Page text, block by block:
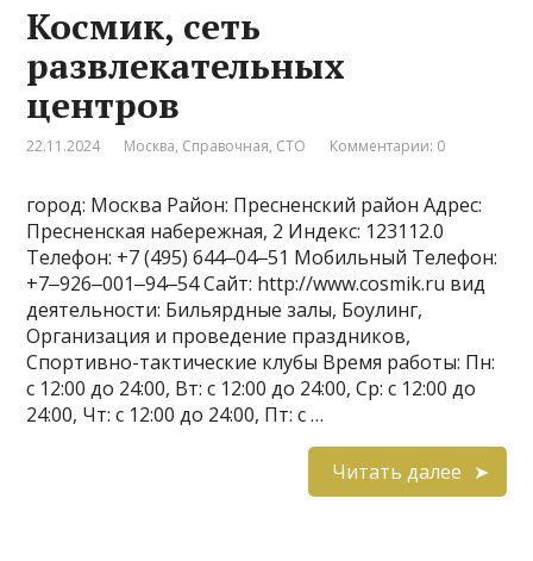
Космик, сеть
развлекательных
центров
22.11.2024 Москва, Справочная, СТО Комментарии: 0
город: Москва Район: Пресненский район Адрес:
Пресненская набережная, 2 Индекс: 123112.0
Телефон: +7 (495) 644‒04‒51 Мобильный Телефон:
+7‒926‒001‒94‒54 Сайт: http://www.cosmik.ru вид
деятельности: Бильярдные залы, Боулинг,
Организация и проведение праздников,
Спортивно-тактические клубы Время работы: Пн:
с 12:00 до 24:00, Вт: с 12:00 до 24:00, Ср: с 12:00 до
24:00, Чт: с 12:00 до 24:00, Пт: с …
Читать далее